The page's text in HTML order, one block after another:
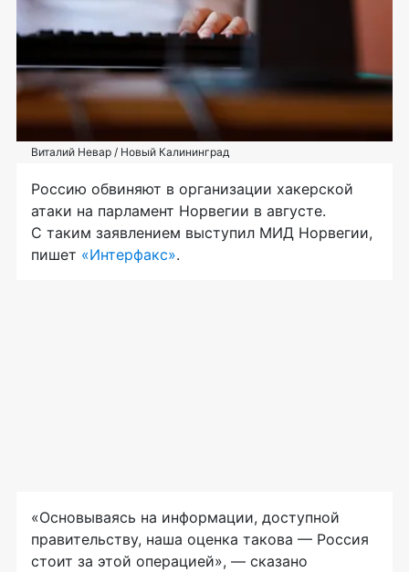
Виталий Невар / Новый Калининград
Россию обвиняют в организации хакерской
атаки на парламент Норвегии в августе.
С таким заявлением выступил МИД Норвегии,
пишет «Интерфакс».
«Основываясь на информации, доступной
правительству, наша оценка такова — Россия
стоит за этой операцией», — сказано